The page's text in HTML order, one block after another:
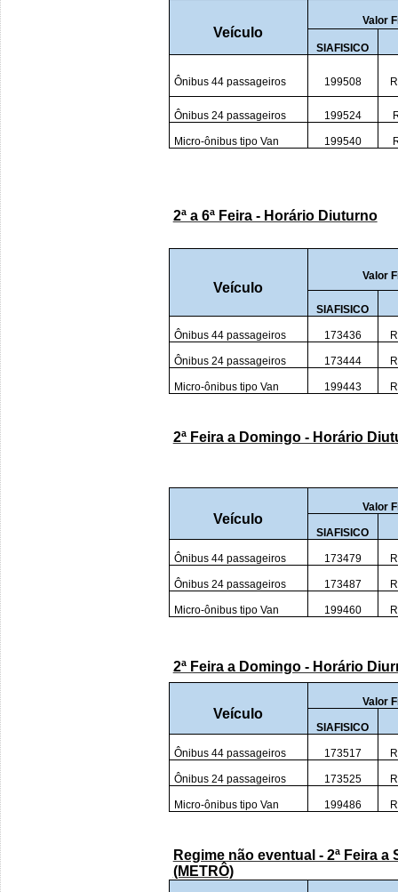
Veículo
Valor
SIAFISICO
Ônibus 44 passageiros 199508
Ônibus 24 passageiros 199524
Micro-ônibus tipo Van 199540
2ª a 6ª Feira - Horário Diuturno
Veículo
Valor
SIAFISICO
Ônibus 44 passageiros 173436
Ônibus 24 passageiros 173444
Micro-ônibus tipo Van 199443
2ª Feira a Domingo - Horário
Veículo
Valor
SIAFISICO
Ônibus 44 passageiros 173479
Ônibus 24 passageiros 173487
Micro-ônibus tipo Van 199460
2ª Feira a Domingo - Horário
Veículo
Valor
SIAFISICO
Ônibus 44 passageiros 173517
Ônibus 24 passageiros 173525
Micro-ônibus tipo Van 199486
Regime não eventual - 2ª Feira a
(METRÔ)